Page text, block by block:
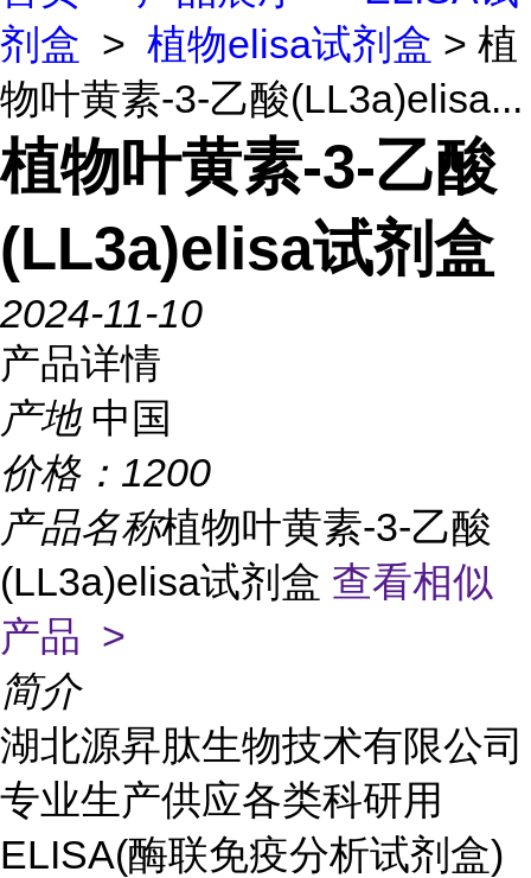
剂盒 > 植物elisa试剂盒 > 植
物叶黄素-3-乙酸(LL3a)elisa...
植物叶黄素-3-乙酸
(LL3a)elisa试剂盒
2024-11-10
产品详情
产地 中国
价格： 1200
产品名称植物叶黄素-3-乙酸
(LL3a)elisa试剂盒 查看相似
产品 >
简介
湖北源昇肽生物技术有限公司
专业生产供应各类科研用
ELISA(酶联免疫分析试剂盒)